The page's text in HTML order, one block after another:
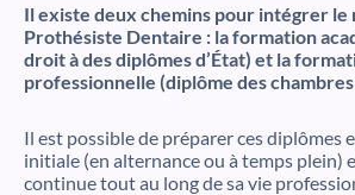
Il existe deux chemins pour intégrer le
Prothésiste Dentaire : la formation
droit à des diplômes d’État) et la
professionnelle (diplôme des
Il est possible de préparer ces diplômes
initiale (en alternance ou à temps plein)
continue tout au long de sa vie